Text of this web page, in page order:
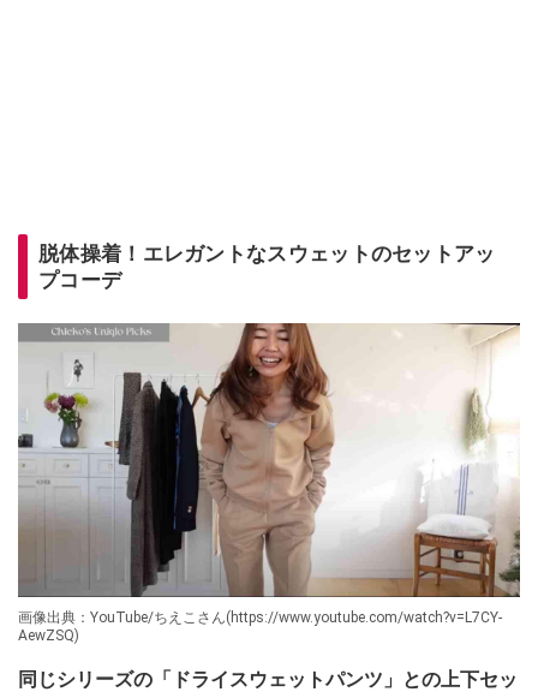
脱体操着！エレガントなスウェットのセットアッ
プコーデ
画像出典：YouTube/ちえこさん(https://www.youtube.com/watch?v=L7CY-
AewZSQ)
同じシリーズの「ドライスウェットパンツ」との上下セッ